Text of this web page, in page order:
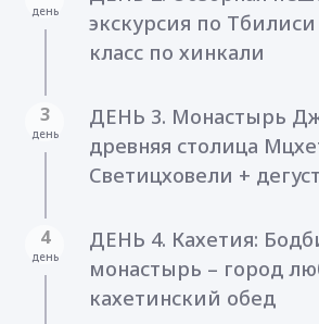
день
экскурсия по
класс по хинкали
3
день
ДЕНЬ 3. Монастырь
древняя столица
Светицховели +
4
день
ДЕНЬ 4. Кахетия:
монастырь – город
кахетинский обед